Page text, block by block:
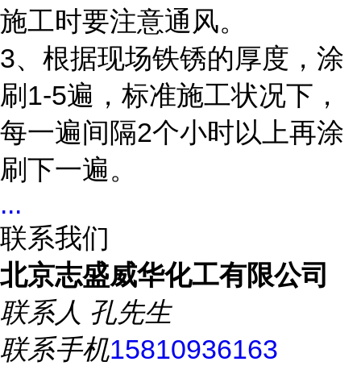
施工时要注意通风。
3、根据现场铁锈的厚度，涂
刷 1-5遍，标准施工状况下，
每一遍间隔2个小时以上再涂
刷下一遍。
...
联系我们
北京志盛威华化工有限公司
联系人 孔先生
联系手机15810936163